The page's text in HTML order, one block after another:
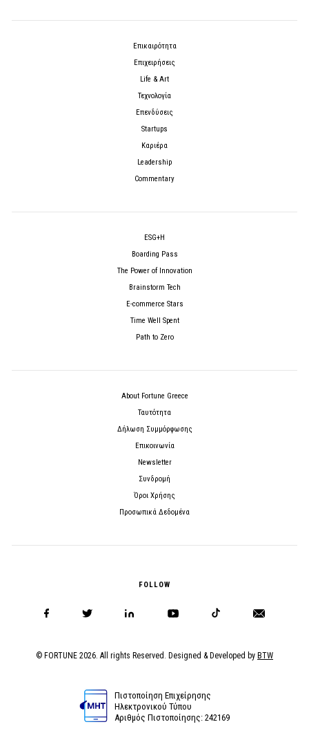
Επικαιρότητα
Επιχειρήσεις
Life & Art
Τεχνολογία
Επενδύσεις
Startups
Καριέρα
Leadership
Commentary
ESG+H
Boarding Pass
The Power of Innovation
Brainstorm Tech
E-commerce Stars
Time Well Spent
Path to Zero
About Fortune Greece
Ταυτότητα
Δήλωση Συμμόρφωσης
Επικοινωνία
Newsletter
Συνδρομή
Όροι Χρήσης
Προσωπικά Δεδομένα
FOLLOW
© FORTUNE 2026. All rights Reserved. Designed & Developed by BTW
Πιστοποίηση Επιχείρησης
Ηλεκτρονικού Τύπου
Αριθμός Πιστοποίησης: 242169